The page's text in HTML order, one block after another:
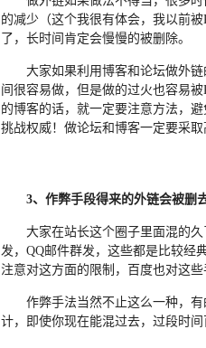
的减少（这个我很有体会，我以前
了，长时间肯定会慢慢的被删除。
大家如果利用博客和论坛做外
间很容易做，但是做的过火也容易
的博客的话，就一定要注意方法，
挑战权威！做论坛和博客一定要采
3、作弊手段得来的外链会被删
大家在站长这个圈子里面混的
发，QQ邮件群发，这些都是比较经
注意对这方面的限制，百度也对这
作弊手法当然不止这么一种，
计，即使你现在能混过去，过段时